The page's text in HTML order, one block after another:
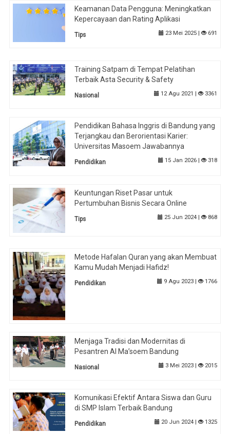
Keamanan Data Pengguna: Meningkatkan
Kepercayaan dan Rating Aplikasi
Tips 23 Mei 2025 | 691
Training Satpam di Tempat Pelatihan
Terbaik Asta Security & Safety
Nasional 12 Agu 2021 | 3361
Pendidikan Bahasa Inggris di Bandung yang
Terjangkau dan Berorientasi Karier:
Universitas Masoem Jawabannya
Pendidikan 15 Jan 2026 | 318
Keuntungan Riset Pasar untuk
Pertumbuhan Bisnis Secara Online
Tips 25 Jun 2024 | 868
Metode Hafalan Quran yang akan Membuat
Kamu Mudah Menjadi Hafidz!
Pendidikan 9 Agu 2023 | 1766
Menjaga Tradisi dan Modernitas di
Pesantren Al Ma’soem Bandung
Nasional 3 Mei 2023 | 2015
Komunikasi Efektif Antara Siswa dan Guru
di SMP Islam Terbaik Bandung
Pendidikan 20 Jun 2024 | 1325